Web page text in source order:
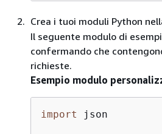
Crea i tuoi moduli Python
Il seguente modulo di
confermando che
richieste.
Esempio modulo
import json